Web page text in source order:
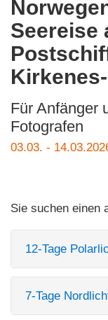
Seereise
Für Anfänger
Fotografen
03.03. -
Sie suchen einen
12-Tage
7-Tage